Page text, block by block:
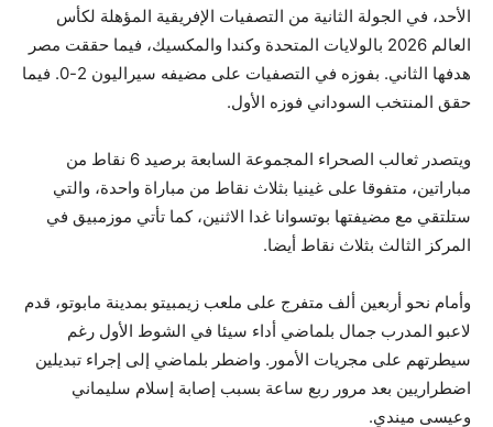
الأحد، في الجولة الثانية من التصفيات الإفريقية المؤهلة لكأس
العالم 2026 بالولايات المتحدة وكندا والمكسيك، فيما حققت مصر
هدفها الثاني. بفوزه في التصفيات على مضيفه سيراليون 2-0. فيما
حقق المنتخب السوداني فوزه الأول.
ويتصدر ثعالب الصحراء المجموعة السابعة برصيد 6 نقاط من
مباراتين، متفوقا على غينيا بثلاث نقاط من مباراة واحدة، والتي
ستلتقي مع مضيفتها بوتسوانا غدا الاثنين، كما تأتي موزمبيق في
المركز الثالث بثلاث نقاط أيضا.
وأمام نحو أربعين ألف متفرج على ملعب زيمبيتو بمدينة مابوتو، قدم
لاعبو المدرب جمال بلماضي أداء سيئا في الشوط الأول رغم
سيطرتهم على مجريات الأمور. واضطر بلماضي إلى إجراء تبديلين
اضطراريين بعد مرور ربع ساعة بسبب إصابة إسلام سليماني
وعيسى ميندي.